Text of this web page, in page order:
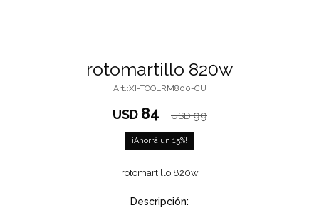
rotomartillo 820w
XI-TOOLRM800-CU
USD 84 USD 99
15
rotomartillo 820w
Descripción: